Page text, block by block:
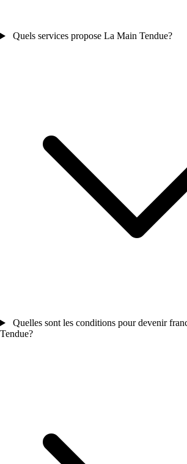
Quels services propose La Main Tendue?
Quelles sont les conditions pour devenir
Tendue?